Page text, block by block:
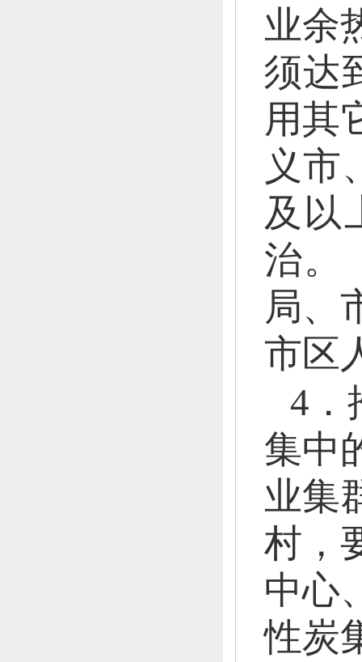
业余
须达
用其
义市
及以
治。
局、
市区
4．
集中
业集
村，
中心
性炭